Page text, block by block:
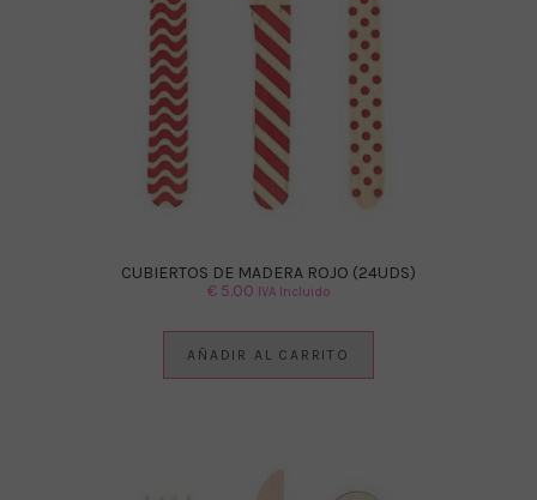
CUBIERTOS DE MADERA ROJO (24UDS)
€5.00 IVA Incluido
AÑADIR AL CARRITO